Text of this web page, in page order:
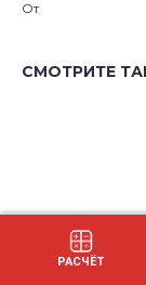
От
СМОТРИТЕ
РАСЧЁТ